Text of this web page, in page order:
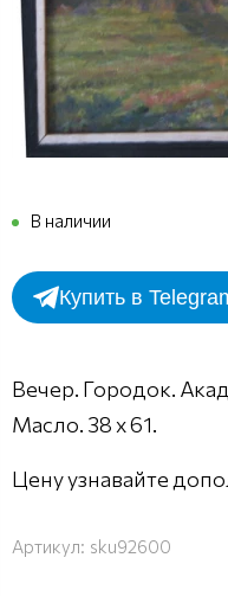
В наличии
Купить в
Вечер. Городок.
Масло. 38 х 61.
Цену узнавайте
Артикул: sku92600